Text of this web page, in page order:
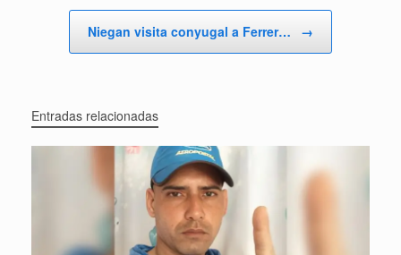
Niegan visita conyugal a Ferrer… →
Entradas relacionadas